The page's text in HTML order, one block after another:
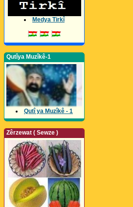
Medya Tirkî
Qutîya Muzîkê-1
Qutî ya Muzîkê - 1
Zêrzewat ( Sewze )